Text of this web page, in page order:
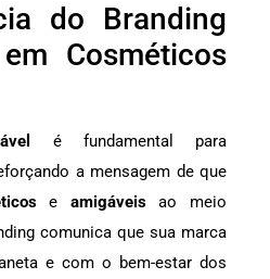
do Branding
Cosméticos
é fundamental para
a mensagem de que
e amigáveisao meio
comunica que sua marca
e com o bem-estar dos